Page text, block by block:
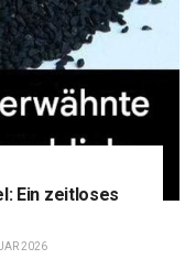
Ein zeitloses
2026